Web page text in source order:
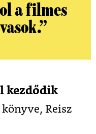
a filmes
kezdődik
Reisz